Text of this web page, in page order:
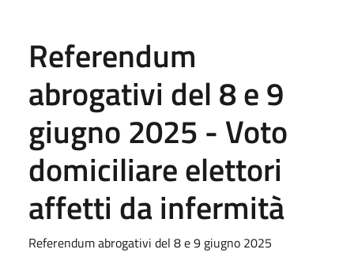
Referendum
abrogativi del 8 e 9
giugno 2025 - Voto
domiciliare elettori
affetti da infermità
Referendum abrogativi del 8 e 9 giugno 2025